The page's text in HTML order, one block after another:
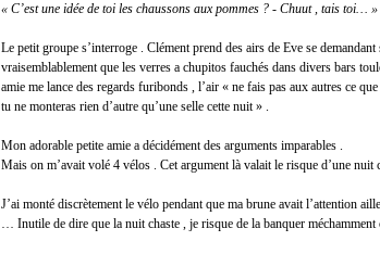
« C’est une idée de toi les chaussons aux pommes ? - Chuut , tais toi… »
Le petit groupe s’interroge . Clément prend des airs de Eve se
vraisemblablement que les verres a chupitos fauchés dans divers bars
amie me lance des regards furibonds , l’air « ne fais pas aux autres ce
tu ne monteras rien d’autre qu’une selle cette nuit » .
Mon adorable petite amie a décidément des arguments imparables .
Mais on m’avait volé 4 vélos . Cet argument là valait le risque d’une nuit
J’ai monté discrètement le vélo pendant que ma brune avait l’attention
… Inutile de dire que la nuit chaste , je risque de la banquer méchamment